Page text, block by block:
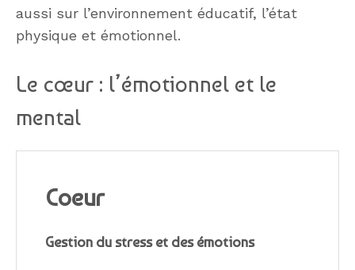
aussi sur l’environnement éducatif, l’état
physique et émotionnel.
Le cœur : l’émotionnel et le
mental
Coeur
Gestion du stress et des émotions